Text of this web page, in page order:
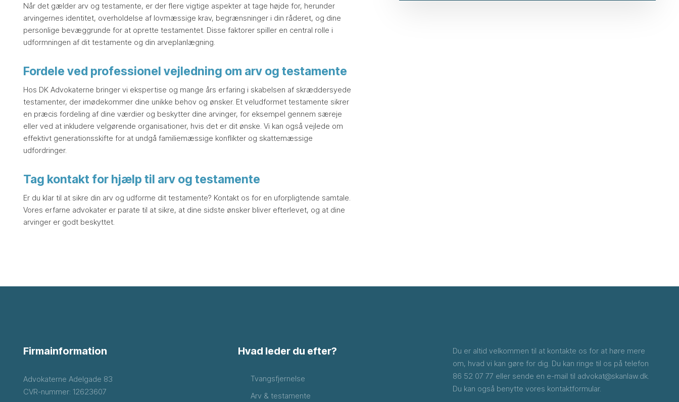
Når det gælder arv og testamente, er der flere vigtige aspekter at tage højde for, herunder
arvingernes identitet, overholdelse af lovmæssige krav, begrænsninger i din råderet, og dine
personlige bevæggrunde for at oprette testamentet. Disse faktorer spiller en central rolle i
udformningen af dit testamente og din arveplanlægning.
Fordele ved professionel vejledning om arv og testamente
Hos DK Advokaterne bringer vi ekspertise og mange års erfaring i skabelsen af skræddersyede
testamenter, der imødekommer dine unikke behov og ønsker. Et veludformet testamente sikrer
en præcis fordeling af dine værdier og beskytter dine arvinger, for eksempel gennem særeje
eller ved at inkludere velgørende organisationer, hvis det er dit ønske. Vi kan også vejlede om
effektivt generationsskifte for at undgå familiemæssige konflikter og skattemæssige
udfordringer.
Tag kontakt for hjælp til arv og testamente
Er du klar til at sikre din arv og udforme dit testamente? Kontakt os for en uforpligtende samtale.
Vores erfarne advokater er parate til at sikre, at dine sidste ønsker bliver efterlevet, og at dine
arvinger er godt beskyttet.​
Firmainformation
Advokaterne Adelgade 83
CVR-nummer: 12623607
Hvad leder du efter?
Tvangsfjernelse
Arv & testamente
Du er altid velkommen til at kontakte os for at høre mere
om, hvad vi kan gøre for dig. Du kan ringe til os på telefon
86 52 07 77 eller sende en e-mail til advokat@skanlaw.dk.
Du kan også benytte vores kontaktformular.